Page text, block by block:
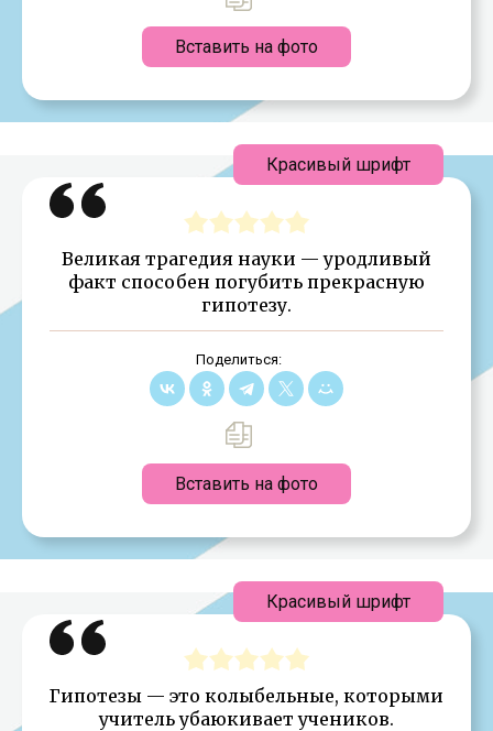
Вставить на фото
Великая трагедия науки — уродливый
факт способен погубить прекрасную
гипотезу.
Поделиться:
Вставить на фото
Красивый шрифт
Гипотезы — это колыбельные, которыми
учитель убаюкивает учеников.
Красивый шрифт